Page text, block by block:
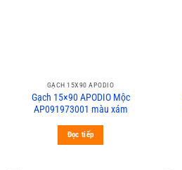
GẠCH 15X90 APODIO
Gạch 15×90 APODIO Mộc
AP091973001 màu xám
Đọc tiếp